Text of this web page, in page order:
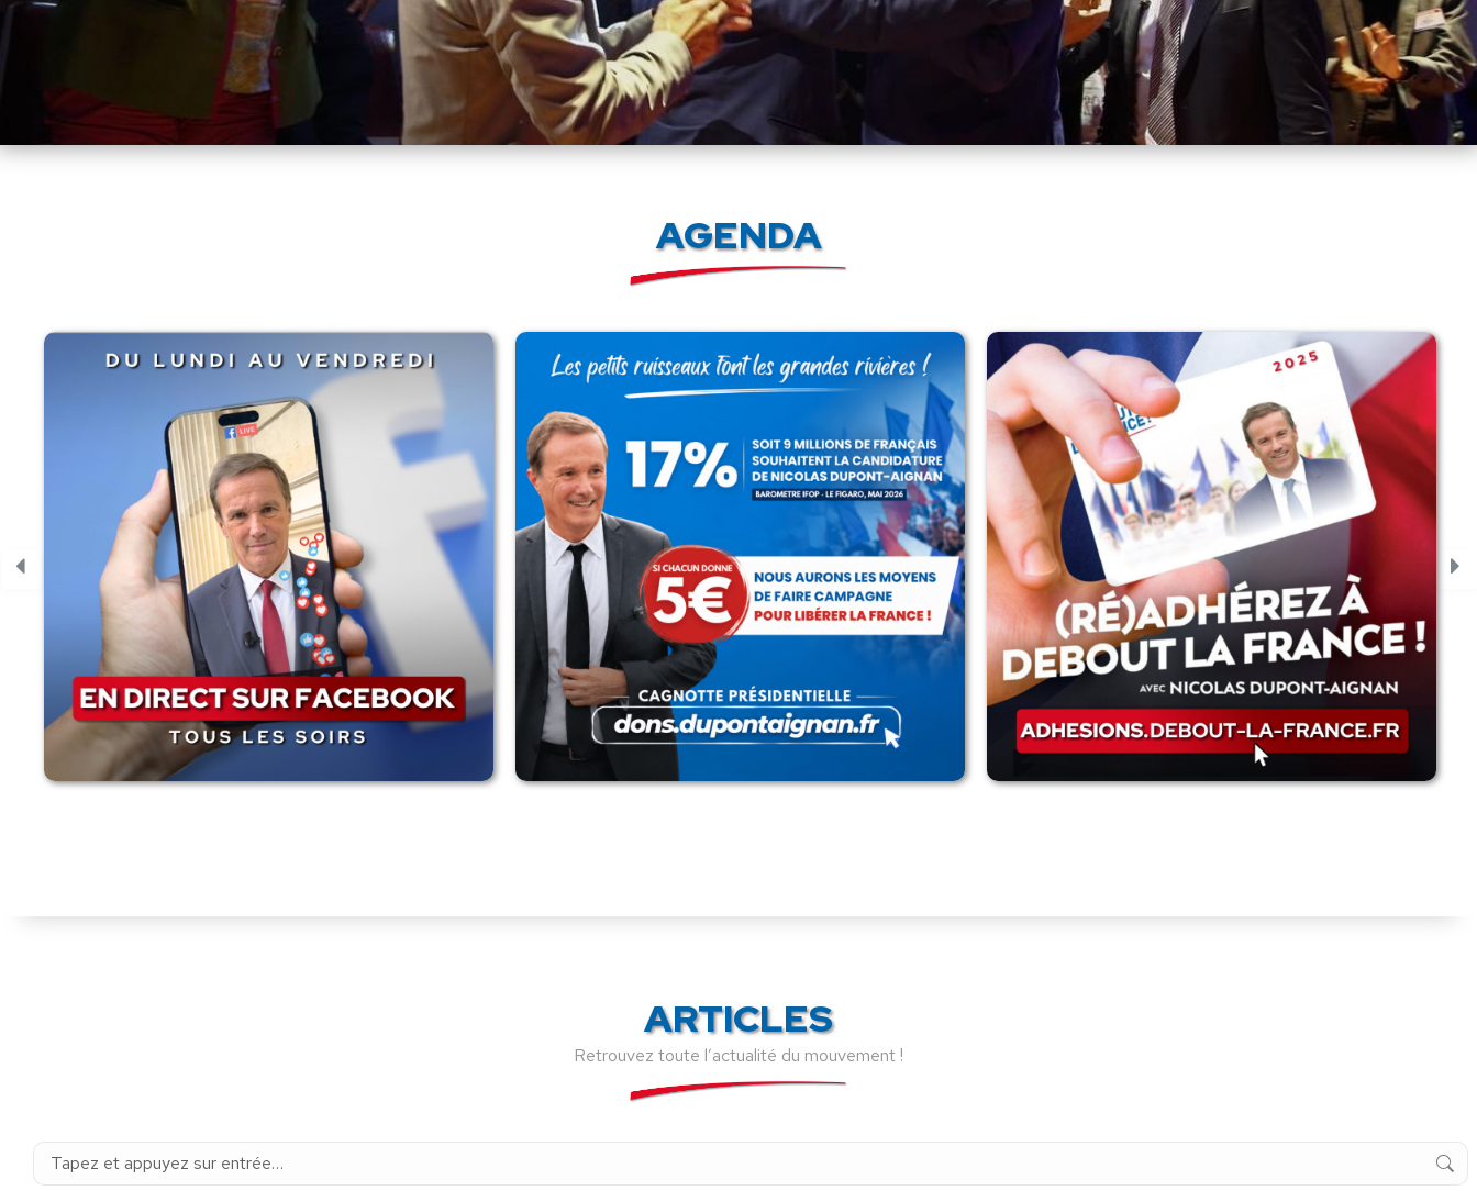
AGENDA
ARTICLES
Retrouvez toute l’actualité du mouvement !
Recherche